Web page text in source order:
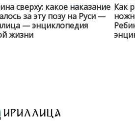
сверху: какое наказание
за эту позу на Руси —
— энциклопедия
жизни
Как